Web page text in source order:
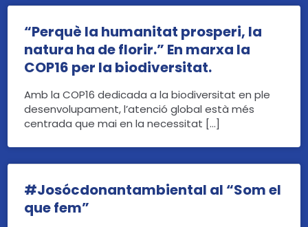
“Perquè la humanitat prosperi, la
natura ha de florir.” En marxa la
COP16 per la biodiversitat.
Amb la COP16 dedicada a la biodiversitat en ple
desenvolupament, l’atenció global està més
centrada que mai en la necessitat […]
#Josócdonantambiental al “Som el
que fem”